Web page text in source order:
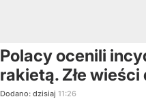
Polacy ocenili
rakietą. Złe wieści
Dodano: dzisiaj 11:26